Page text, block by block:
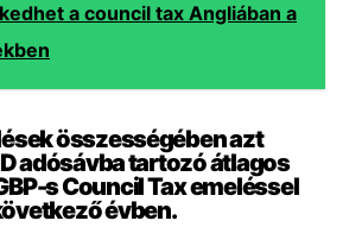
a council tax Angliában a
összességében azt
adósávba tartozó átlagos
s Council Tax emeléssel
évben.